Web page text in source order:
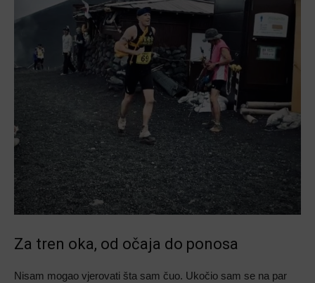
Za tren oka, od očaja do ponosa
Nisam mogao vjerovati šta sam čuo. Ukočio sam se na par